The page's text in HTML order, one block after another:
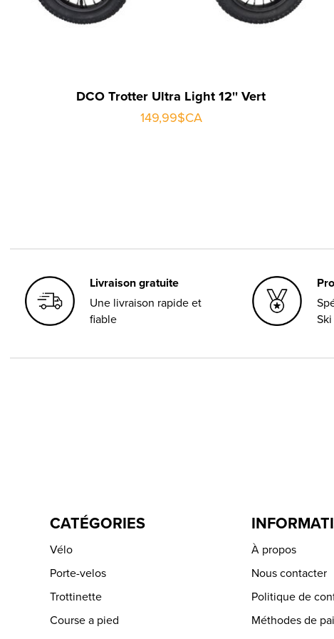
DCO Trotter Ultra Light 12'' Vert
149,99$CA
Livraison gratuite
Une livraison rapide et
fiable
CATÉGORIES
Vélo
Porte-velos
Trottinette
Course a pied
À propos
Nous contacter
Politique de
Méthodes de